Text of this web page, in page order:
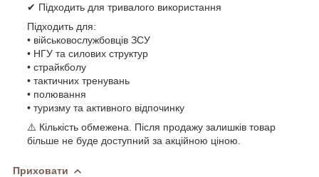
✔ Підходить для тривалого використання
Підходить для:
• військовослужбовців ЗСУ
• НГУ та силових структур
• страйкболу
• тактичних тренувань
• полювання
• туризму та активного відпочинку
⚠️ Кількість обмежена. Після продажу залишків товар
більше не буде доступний за акційною ціною.
Приховати